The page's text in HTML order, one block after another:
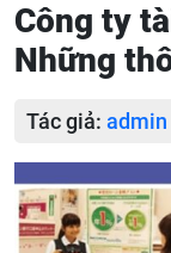
Công ty
Những
Tác giả: admin